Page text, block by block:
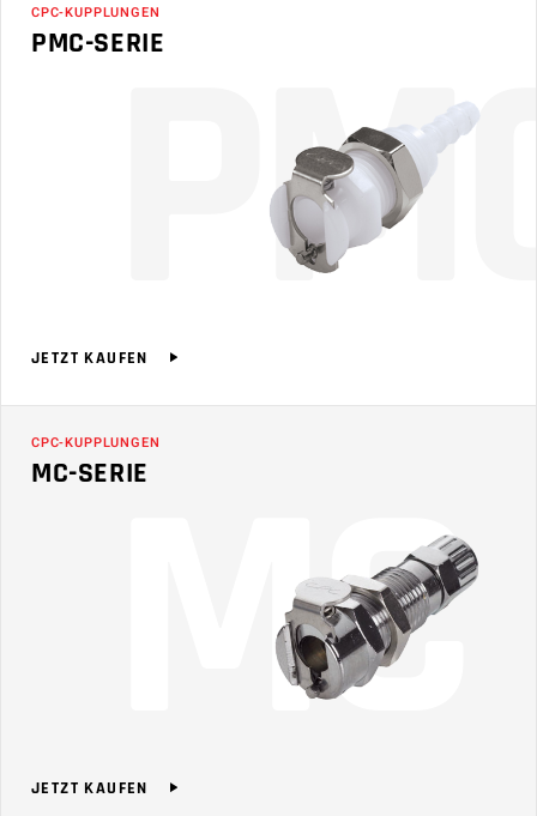
CPC-KUPPLUNGEN
PMC-SERIE M
JETZT KAUFEN
CPC-KUPPLUNGEN
MC-SERIE MC
JETZT KAUFEN